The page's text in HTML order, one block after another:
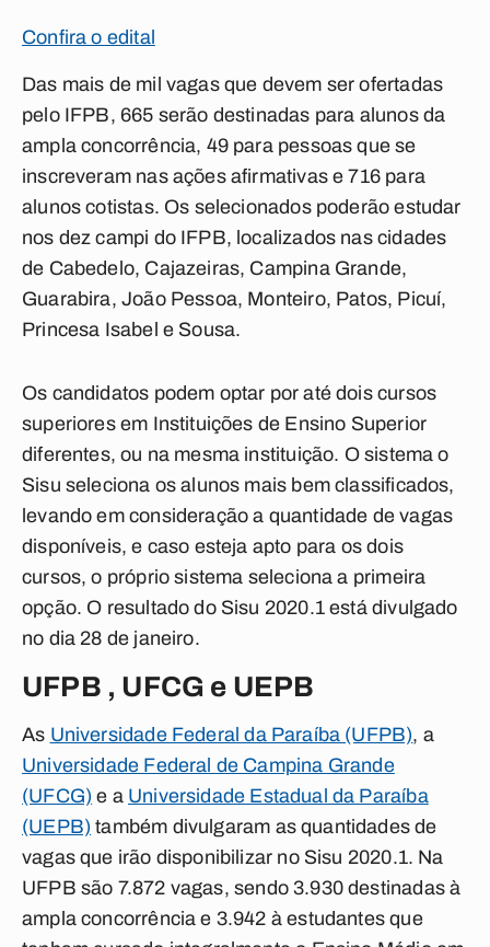
Confira o edital
Das mais de mil vagas que devem ser ofertadas
pelo IFPB, 665 serão destinadas para alunos da
ampla concorrência, 49 para pessoas que se
inscreveram nas ações afirmativas e 716 para
alunos cotistas. Os selecionados poderão estudar
nos dez campi do IFPB, localizados nas cidades
de Cabedelo, Cajazeiras, Campina Grande,
Guarabira, João Pessoa, Monteiro, Patos, Picuí,
Princesa Isabel e Sousa.
Os candidatos podem optar por até dois cursos
superiores em Instituições de Ensino Superior
diferentes, ou na mesma instituição. O sistema o
Sisu seleciona os alunos mais bem classificados,
levando em consideração a quantidade de vagas
disponíveis, e caso esteja apto para os dois
cursos, o próprio sistema seleciona a primeira
opção. O resultado do Sisu 2020.1 está divulgado
no dia 28 de janeiro.
UFPB , UFCG e UEPB
As Universidade Federal da Paraíba (UFPB), a
Universidade Federal de Campina Grande
(UFCG) e a Universidade Estadual da Paraíba
(UEPB) também divulgaram as quantidadesde
vagas que irão disponibilizar no Sisu 2020.1. Na
UFPB são 7.872 vagas, sendo 3.930 destinadas à
ampla concorrência e 3.942 à estudantes que